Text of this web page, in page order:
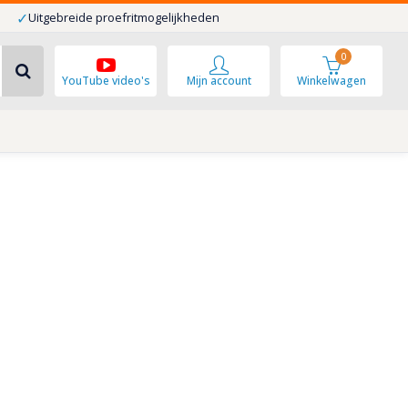
✓Uitgebreide proefritmogelijkheden
YouTube video's Winkelwagen
0
Mijn account